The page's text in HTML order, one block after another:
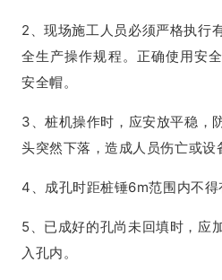
2、现场施工人员必须严格执行
全生产操作规程。正确使用安
安全帽。
3、桩机操作时，应安放平稳，
头突然下落，造成人员伤亡或设
4、成孔时距桩锤6m范围内不得
5、已成好的孔尚未回填时，应
入孔内。